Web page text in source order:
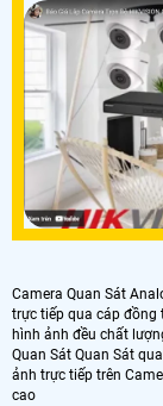
Camera Quan Sát
trực tiếp qua cáp đồng
hình ảnh đều chất
Quan Sát Quan Sát
ảnh trực tiếp trên
cao